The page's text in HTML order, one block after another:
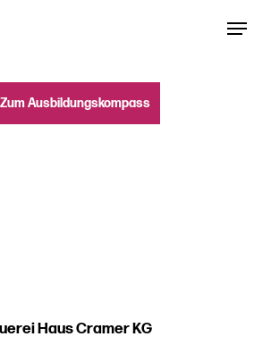
Menu
Ausbildungskompass
Haus Cramer KG